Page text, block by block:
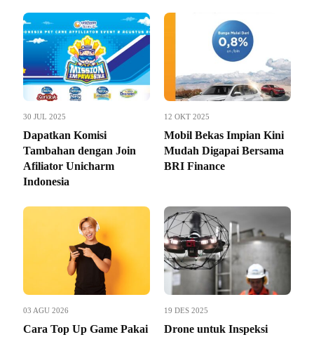
30 JUL 2025
Dapatkan Komisi
Tambahan dengan Join
Afiliator Unicharm
Indonesia
12 OKT 2025
Mobil Bekas Impian Kini
Mudah Digapai Bersama
BRI Finance
03 AGU 2026
Cara Top Up Game Pakai
19 DES 2025
Drone untuk Inspeksi